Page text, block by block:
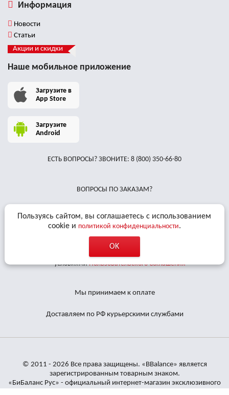
Информация
Новости
Статьи
Акции и скидки
Наше мобильное приложение
Загрузите в
App Store
Загрузите
Android
ЕСТЬ ВОПРОСЫ? ЗВОНИТЕ: 8 (800) 350-66-80
ВОПРОСЫ ПО ЗАКАЗАМ?
УЗНАВАЙТЕ О СКИДКАХ ПЕРВЫМ!
согласие на обработку персональных данных
условиямиПользовательского Соглашения
Мы принимаем к оплате
Доставляем по РФ курьерскими службами
© 2011 - 2026 Все права защищены. «BBalance» является
зарегистрированным товарным знаком.
«БиБаланс Рус» - официальный интернет-магазин эксклюзивного
Пользуясь сайтом, вы соглашаетесь с использованием
cookie и политикой конфиденциальности.
OK